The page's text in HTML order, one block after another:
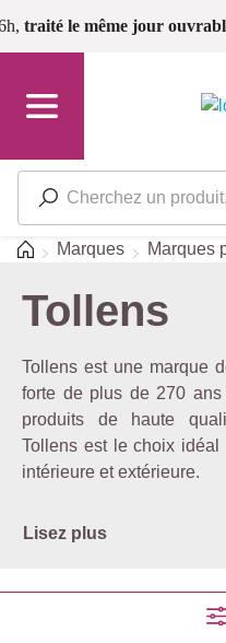
Passer au contenu
traité le même jour
Accueil
Marques Marques
Tollens
Tollens est une marque
forte de plus de 270
produits de haute
Tollens est le choix idéal
intérieure et extérieure.
Lisez plus